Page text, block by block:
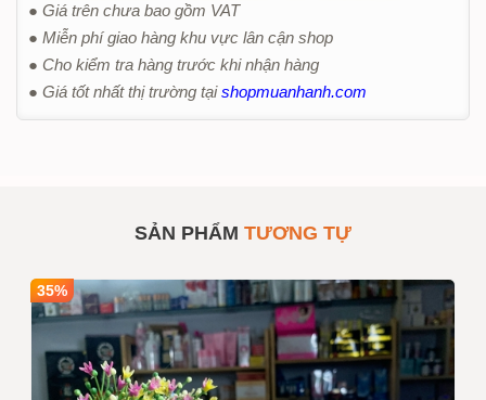
● Giá trên chưa bao gồm VAT
● Miễn phí giao hàng khu vực lân cận shop
● Cho kiểm tra hàng trước khi nhận hàng
● Giá tốt nhất thị trường tạishopmuanhanh.com
SẢN PHẨM TƯƠNG TỰ
35%